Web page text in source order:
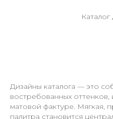
Дизайны каталога — это
востребованных оттенков,
матовой фактуре. Мягкая,
палитра становится